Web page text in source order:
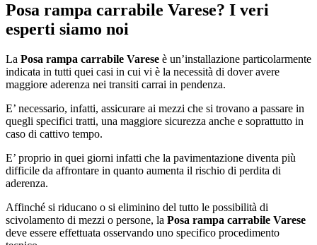
Posa rampa carrabile Varese? I veri
esperti siamo noi
La Posa rampa carrabile Varese è un’installazione particolarmente
indicata in tutti quei casi in cui vi è la necessità di dover avere
maggiore aderenza nei transiti carrai in pendenza.
E’ necessario, infatti, assicurare ai mezzi che si trovano a passare in
quegli specifici tratti, una maggiore sicurezza anche e soprattutto in
caso di cattivo tempo.
E’ proprio in quei giorni infatti che la pavimentazione diventa più
difficile da affrontare in quanto aumenta il rischio di perdita di
aderenza.
Affinché si riducano o si eliminino del tutto le possibilità di
scivolamento di mezzi o persone, la Posa rampa carrabile Varese
deve essere effettuata osservando uno specifico procedimento